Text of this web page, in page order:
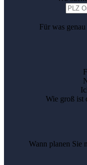
Für was
Wie groß ist
Wann planen Sie